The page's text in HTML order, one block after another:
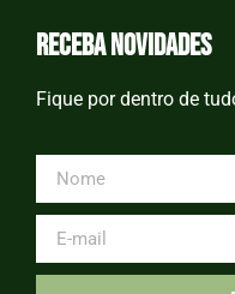
receba novidades
Fique por dentro de